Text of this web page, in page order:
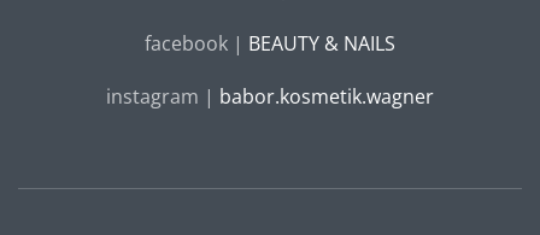
facebook | BEAUTY & NAILS
instagram | babor.kosmetik.wagner